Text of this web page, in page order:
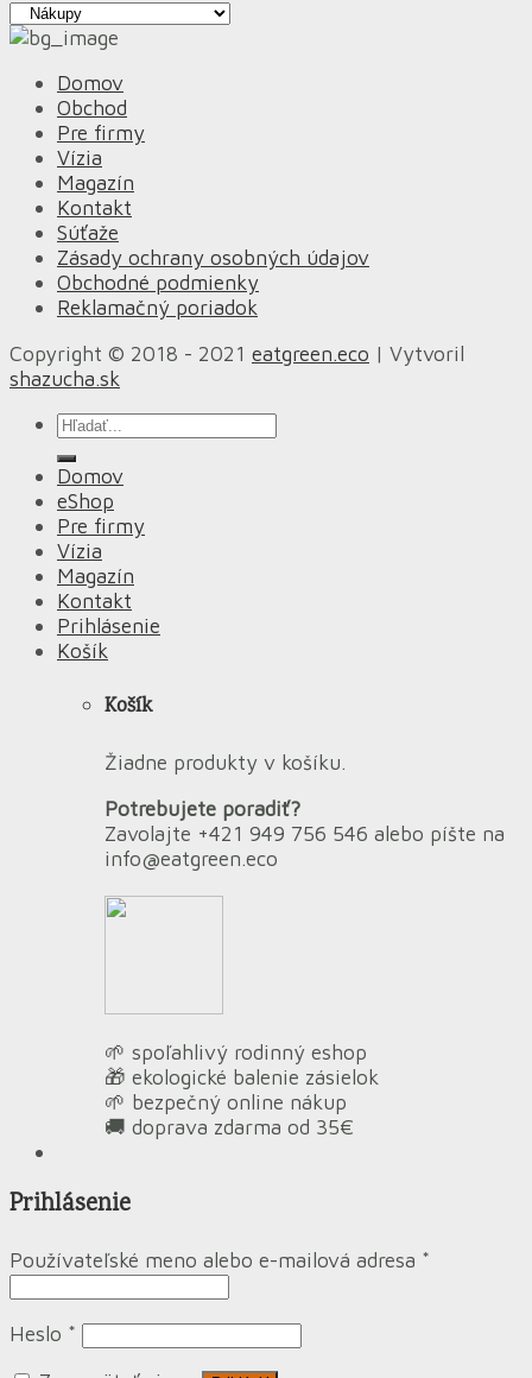
Domov
Obchod
Pre firmy
Vízia
Magazín
Kontakt
Súťaže
Zásady ochrany osobných údajov
Obchodné podmienky
Reklamačný poriadok
Copyright © 2018 - 2021 eatgreen.eco | Vytvoril
shazucha.sk
Hľadať:
Domov
eShop
Pre firmy
Vízia
Magazín
Kontakt
Prihlásenie
Košík
Košík
Žiadne produkty v košíku.
Potrebujete poradiť?
Zavolajte +421 949 756 546 alebo píšte na
info@eatgreen.eco
🌱 spoľahlivý rodinný eshop
🎁 ekologické balenie zásielok
🌱 bezpečný online nákup
🚚 doprava zdarma od 35€
Prihlásenie
Používateľské meno alebo e-mailová adresa *
Heslo *